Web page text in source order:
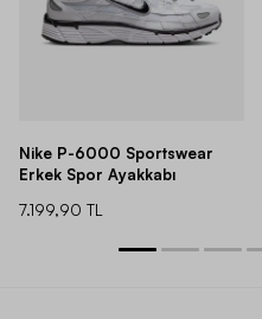
Nike P-6000 Sportswear
Erkek Spor Ayakkabı
7.199,90 TL